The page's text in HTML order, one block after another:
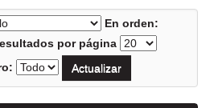
En orden:
por página